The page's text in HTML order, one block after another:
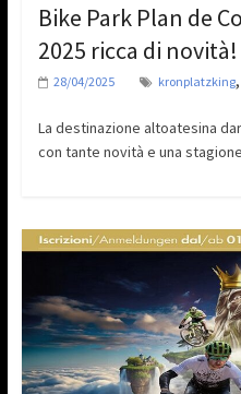
Bike Park Plan de
2025 ricca di novità!
28/04/2025 kronplatzking,
La destinazione altoatesina
con tante novità e una